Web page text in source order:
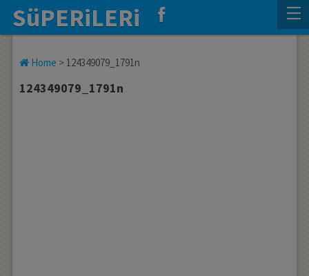
SüPERiLERi
Home > 124349079_1791n
124349079_1791n